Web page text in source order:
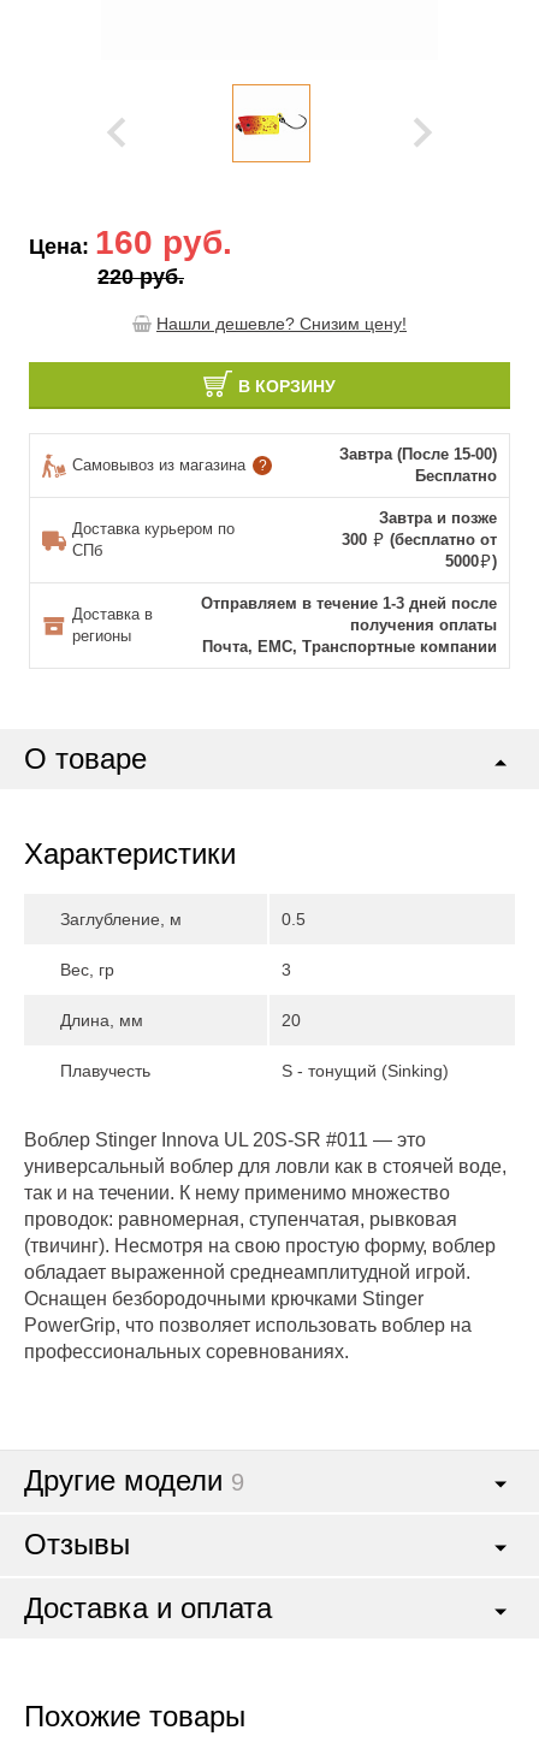
Цена: 160 руб.
220 руб.
Нашли дешевле? Снизим цену!
В КОРЗИНУ
Самовывоз из магазина ?
Завтра (После 15-00)
Бесплатно
Доставка курьером по
СПб
Завтра и позже
300
(бесплатно от
5000
)
Доставка в
регионы
Отправляем в течение 1-3 дней после
получения оплаты
Почта, ЕМС, Транспортные компании
О товаре
Характеристики
Заглубление, м 0.5
Вес, гр 3
Длина, мм 20
Плавучесть S - тонущий (Sinking)
Воблер Stinger Innova UL 20S-SR #011 — это
универсальный воблер для ловли как в стоячей воде,
так и на течении. К нему применимо множество
проводок: равномерная, ступенчатая, рывковая
(твичинг). Несмотря на свою простую форму, воблер
обладает выраженной среднеамплитудной игрой.
Оснащен безбородочными крючками Stinger
PowerGrip, что позволяет использовать воблер на
профессиональных соревнованиях.
Другие модели 9
Отзывы
Доставка и оплата
Похожие товары